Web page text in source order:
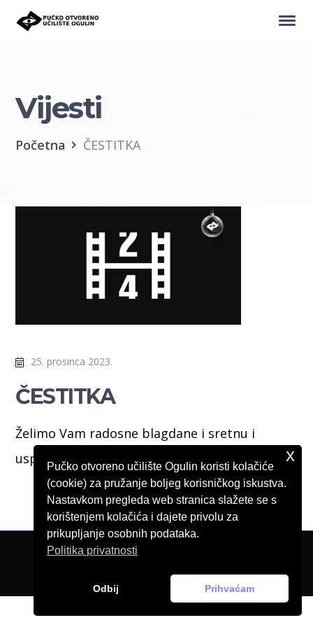
Vijesti
Početna ČESTITKA
25. prosinca 2023.
ČESTITKA
Želimo Vam radosne blagdane i sretnu i
uspješnu novu godinu!
Pučko otvoreno učilište Ogulin koristi kolačiće
(cookie) za pružanje boljeg korisničkog iskustva.
Nastavkom pregleda web stranica slažete se s
korištenjem kolačića i dajete privolu za
prikupljanje osobnih podataka.
Politika privatnosti
Odbij Prihvaćam
x